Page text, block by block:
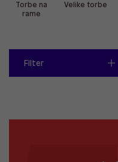
Torbe na
rame
Velike torbe
Filter